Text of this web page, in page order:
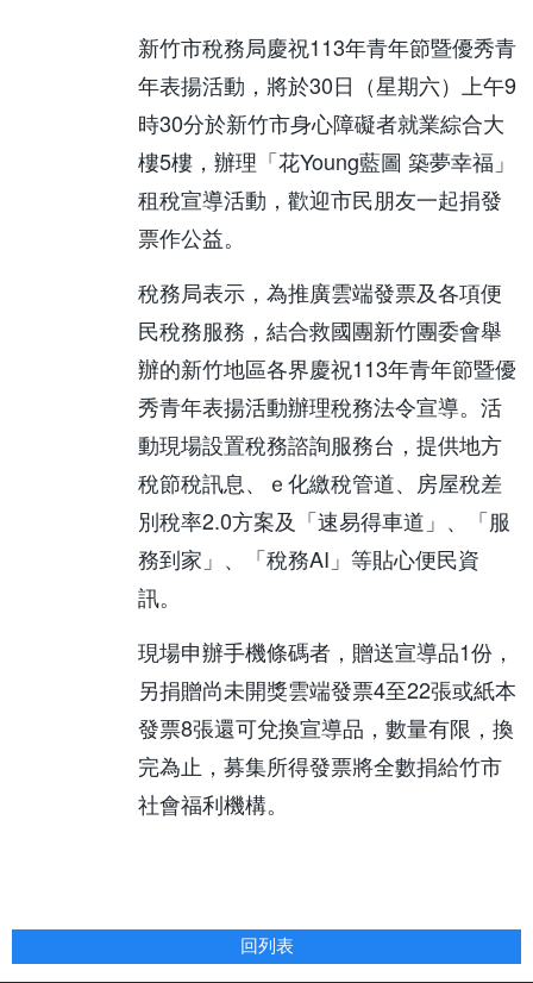
新竹市稅務局慶祝113年青年節暨優秀青
年表揚活動，將於30日（星期六）上午9
時30分於新竹市身心障礙者就業綜合大
樓5樓，辦理「花Young藍圖 築夢幸福」
租稅宣導活動，歡迎市民朋友一起捐發
票作公益。
稅務局表示，為推廣雲端發票及各項便
民稅務服務，結合救國團新竹團委會舉
辦的新竹地區各界慶祝113年青年節暨優
秀青年表揚活動辦理稅務法令宣導。活
動現場設置稅務諮詢服務台，提供地方
稅節稅訊息、ｅ化繳稅管道、房屋稅差
別稅率2.0方案及「速易得車道」、「服
務到家」、「稅務AI」等貼心便民資
訊。
現場申辦手機條碼者，贈送宣導品1份，
另捐贈尚未開獎雲端發票4至22張或紙本
發票8張還可兌換宣導品，數量有限，換
完為止，募集所得發票將全數捐給竹市
社會福利機構。
回列表